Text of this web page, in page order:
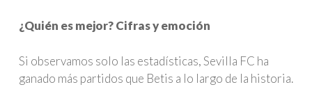
¿Quién es mejor? Cifras y emoción
Si observamos solo las estadísticas, Sevilla FC ha
ganado más partidos que Betis a lo largo de la historia.